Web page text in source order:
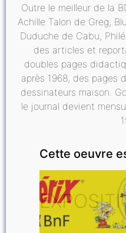
Outre le meilleur de la
Achille Talon de Greg,
Duduche de Cabu,
des articles et
doubles pages
après 1968, des pages
dessinateurs maison.
le journal devient
Cette oeuvre